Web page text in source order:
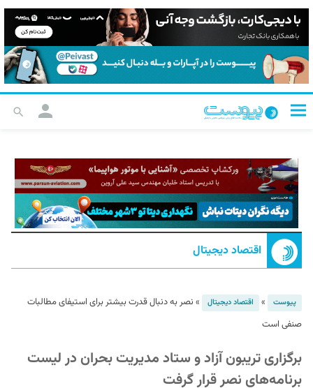
اقتصاد دیجیتال
پیوست » اقتصاد دیجیتال » نصر به دنبال قدرت بیشتر برای استیفای مطالبات
صنفی است
برگزاری تریبون آزاد و ستاد مدیریت بحران در لیست
برنامه‌های نصر قرار گرفت